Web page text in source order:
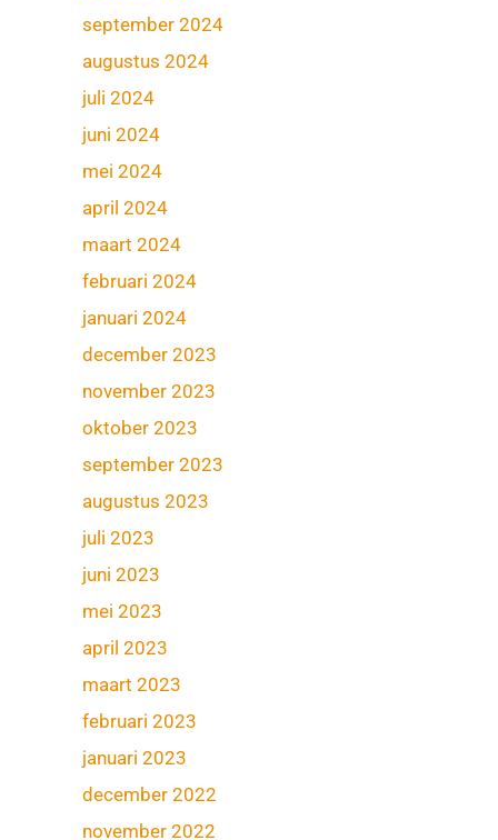
september 2024
augustus 2024
juli 2024
juni 2024
mei 2024
april 2024
maart 2024
februari 2024
januari 2024
december 2023
november 2023
oktober 2023
september 2023
augustus 2023
juli 2023
juni 2023
mei 2023
april 2023
maart 2023
februari 2023
januari 2023
december 2022
november 2022